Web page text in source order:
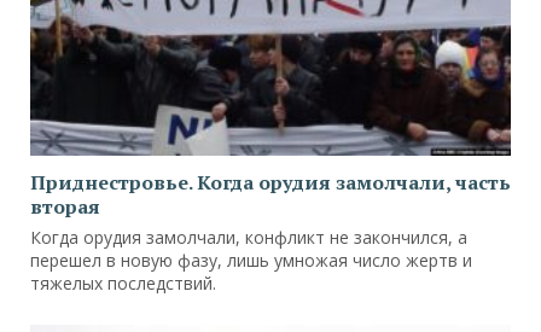
Приднестровье. Когда орудия замолчали, часть
вторая
Когда орудия замолчали, конфликт не закончился, а
перешел в новую фазу, лишь умножая число жертв и
тяжелых последствий.